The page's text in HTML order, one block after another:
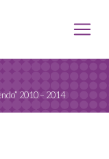
2010 – 2014